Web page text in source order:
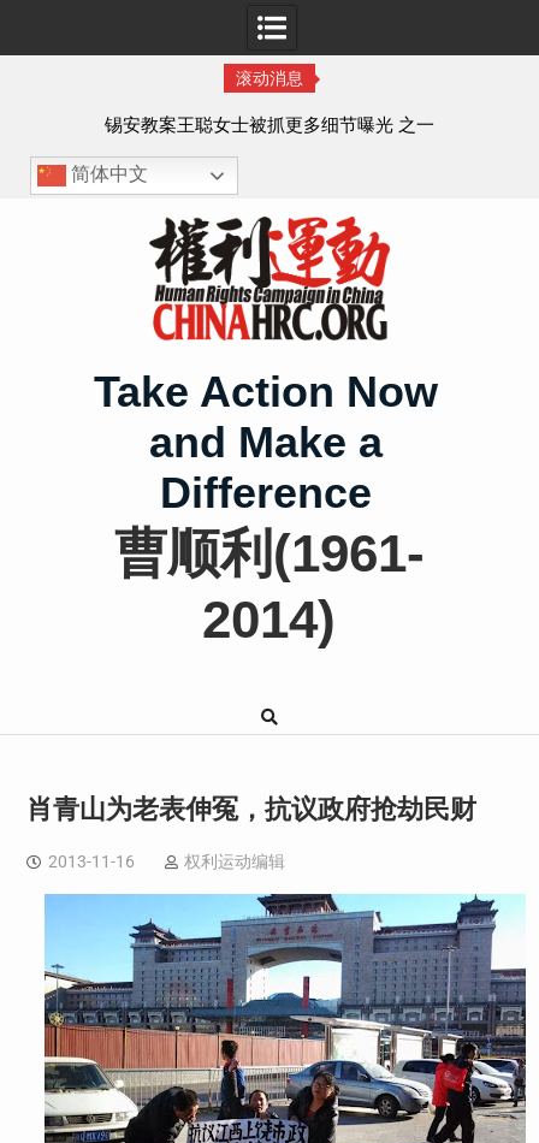
滚动消息
锡安教案王聪女士被抓更多细节曝光 之一
简体中文
Take Action Now
and Make a
Difference
曹顺利(1961-
2014)
肖青山为老表伸冤，抗议政府抢劫民财
2013-11-16 权利运动编辑